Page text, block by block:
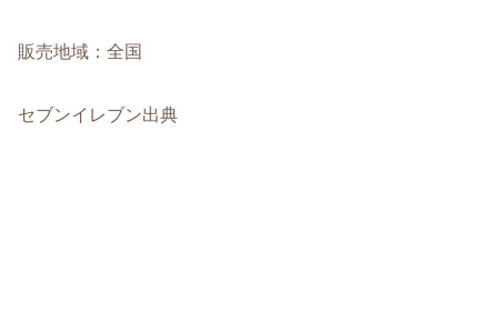
販売地域：全国
セブンイレブン出典